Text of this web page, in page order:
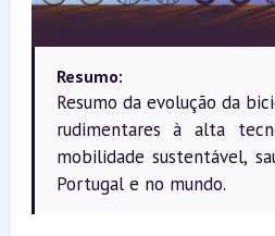
Resumo:
Resumo da evolução da
rudimentares à alta
mobilidade sustentável,
Portugal e no mundo.